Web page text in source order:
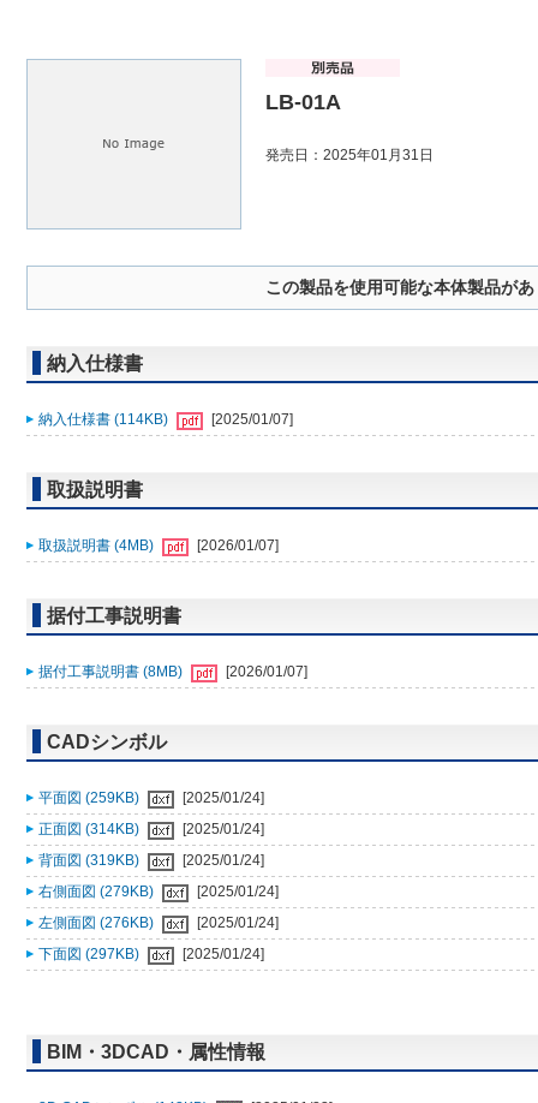
LB-01A
発売日：2025年01月31日
この製品を使用可能な本体製品が
納入仕様書
納入仕様書 (114KB) [2025/01/07]
取扱説明書
取扱説明書 (4MB) [2026/01/07]
据付工事説明書
据付工事説明書 (8MB) [2026/01/07]
CADシンボル
平面図 (259KB)
[2025/01/24]
正面図 (314KB)
[2025/01/24]
背面図 (319KB)
[2025/01/24]
右側面図 (279KB)
[2025/01/24]
左側面図 (276KB)
[2025/01/24]
下面図 (297KB)
[2025/01/24]
BIM・3DCAD・属性情報